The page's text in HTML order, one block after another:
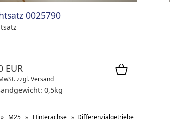
0025790
EUR
zzgl.Versand
0,5kg